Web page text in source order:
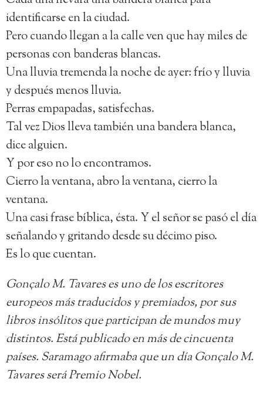
identificarse en la ciudad.
Pero cuando llegan a la calle ven que hay miles de
personas con banderas blancas.
Una lluvia tremenda la noche de ayer: frío y lluvia
y después menos lluvia.
Perras empapadas, satisfechas.
Tal vez Dios lleva también una bandera blanca,
dice alguien.
Y por eso no lo encontramos.
Cierro la ventana, abro la ventana, cierro la
ventana.
Una casi frase bíblica, ésta. Y el señor se pasó el día
señalando y gritando desde su décimo piso.
Es lo que cuentan.
Gonçalo M. Tavares es uno de los escritores
europeos más traducidos y premiados, por sus
libros insólitos que participan de mundos muy
distintos. Está publicado en más de cincuenta
países. Saramago afirmaba que un día Gonçalo M.
Tavares será Premio Nobel.